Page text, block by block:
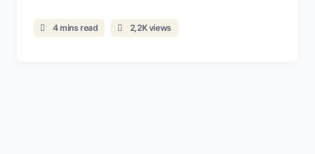
4 mins read 2,2K views